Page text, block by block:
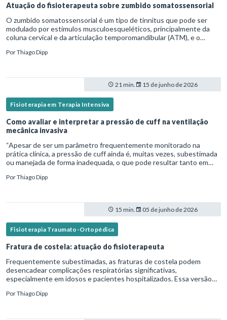
Atuação do fisioterapeuta sobre zumbido somatossensorial
O zumbido somatossensorial é um tipo de tinnitus que pode ser
modulado por estímulos musculoesqueléticos, principalmente da
coluna cervical e da articulação temporomandibular (ATM), e o
PorThiago Dipp
21 min. 15 de junho de 2026
Fisioterapia em Terapia Intensiva
Como avaliar e interpretar a pressão de cuff na ventilação
mecânica invasiva
“Apesar de ser um parâmetro frequentemente monitorado na
prática clínica, a pressão de cuff ainda é, muitas vezes, subestimada
ou manejada de forma inadequada, o que pode resultar tanto em
PorThiago Dipp
15 min. 05 de junho de 2026
Fisioterapia Traumato-Ortopédica
Fratura de costela: atuação do fisioterapeuta
Frequentemente subestimadas, as fraturas de costela podem
desencadear complicações respiratórias significativas,
especialmente em idosos e pacientes hospitalizados. Essa versão
cená
PorThiago Dipp